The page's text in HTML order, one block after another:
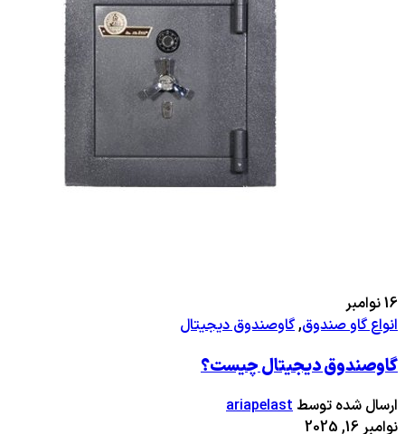
16نوامبر
انواع گاو صندوق,گاوصندوق دیجیتال
گاوصندوق دیجیتال چیست؟
ارسال شده توسط ariapelast
نوامبر 16, 2025